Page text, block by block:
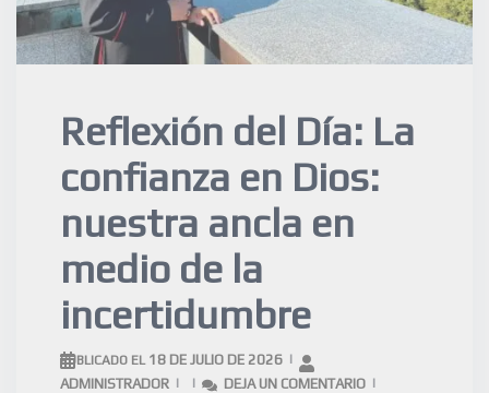
Reflexión del Día: La
confianza en Dios:
nuestra ancla en
medio de la
incertidumbre
PUBLICADO EL 18 DE JULIO DE 2026
ADMINISTRADOR
DEJA UN COMENTARIO